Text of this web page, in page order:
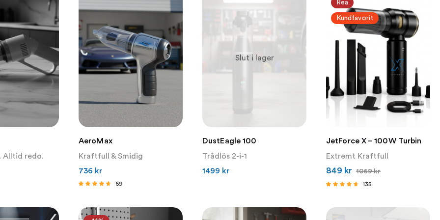
Alltid redo.
AeroMax
Kraftfull & Smidig
736 kr
av 5
69
Slut i lager
DustEagle 100
Trådlös 2-i-1
1499 kr
Rea
Kundfavorit
JetForce X – 100W Turbin
Extremt Kraftfull
849 kr 1069kr
av 5
135